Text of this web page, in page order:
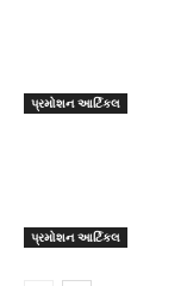
પ્રમોશન આર્ટિકલ
પ્રમોશન આર્ટિકલ